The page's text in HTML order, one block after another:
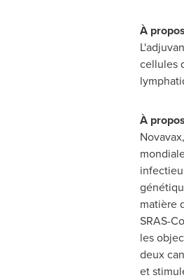
À
cellules
À
matière
SRAS-
les
deux
et